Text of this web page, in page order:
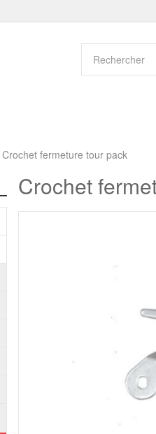
Crochet fermeture tour pack
Crochet